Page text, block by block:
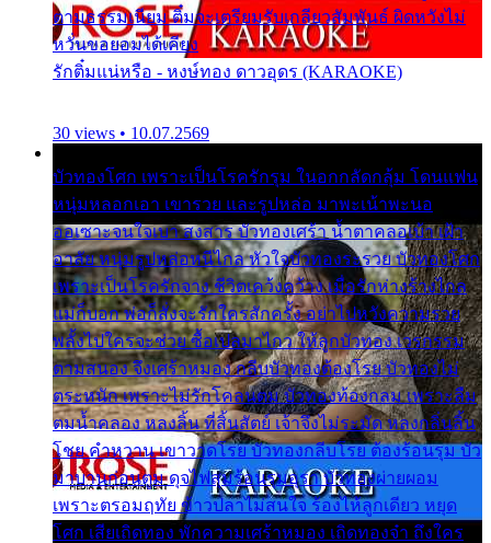
ตามธรรมเนียม ติ๋มจะเตรียมรับเกลียวสัมพันธ์ ผิดหวังไม่
หวั่นขอยอมได้เคียง
รักติ๋มแน่หรือ - หงษ์ทอง ดาวอุดร (KARAOKE)
30 views • 10.07.2569
บัวทองโศก เพราะเป็นโรครักรุม ในอกกลัดกลุ้ม โดนแฟน
หนุ่มหลอกเอา เขารวย และรูปหล่อ มาพะเน้าพะนอ
ออเซาะจนใจเบา สงสาร บัวทองเศร้า น้ำตาคลอเบ้า เฝ้า
อาลัย หนุ่มรูปหล่อหนีไกล หัวใจบัวทองระรวย บัวทองโศก
เพราะเป็นโรครักจาง ชีวิตเคว้งคว้าง เมื่อรักห่างร้างไกล
แม่ก็บอก พ่อก็สั่งจะรักใครสักครั้ง อย่าไปหวังความรวย
พลั้งไปใครจะช่วย ซื้อเปลมาไกว ให้ลูกบัวทอง เวรกรรม
ตามสนอง จึงเศร้าหมอง กลีบบัวทองต้องโรย บัวทองไม่
ตระหนัก เพราะไม่รักโคลนตม บัวทองท้องกลม เพราะลืม
ตมน้ำคลอง หลงลิ้น ที่สิ้นสัตย์ เจ้าจึงไม่ระมัด หลงกลิ่นลิ้น
โชย คำหวาน เขาวาดโรย บัวทองกลีบโรย ต้องร้อนรุม บัว
มาบานก่อนตูม ดุจไฟสุมร้อนรุมอุรา บัวทองผ่ายผอม
เพราะตรอมฤทัย ข้าวปลาไม่สนใจ ร้องไห้ลูกเดียว หยุด
โศก เสียเถิดทอง พักความเศร้าหมอง เถิดทองจ๋า ถึงใคร